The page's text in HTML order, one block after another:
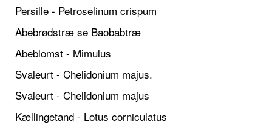
Persille - Petroselinum crispum
Abebrødstræ se Baobabtræ
Abeblomst - Mimulus
Svaleurt - Chelidonium majus.
Svaleurt - Chelidonium majus
Kællingetand - Lotus corniculatus